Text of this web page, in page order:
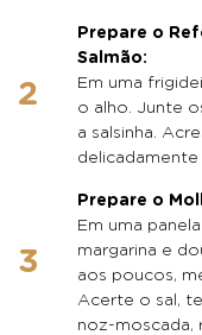
Prepare o
Salmão:
Em uma
o alho. Junte
a salsinha.
delicadamente
Prepare o
Em uma
margarina e
aos poucos,
Acerte o sal,
noz-moscada,